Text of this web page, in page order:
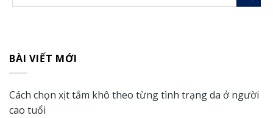
BÀI VIẾT MỚI
Cách chọn xịt tắm khô theo từng tình trạng da ở người
cao tuổi